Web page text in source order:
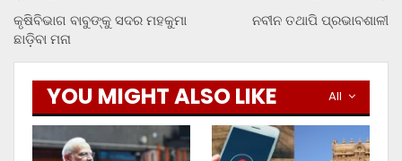
କୃଷିବିଭାଗ ବାବୁଙ୍କୁ ସଦର ମହକୁମା
ଛାଡ଼ିବା ମନା
ନବୀନ ତଥାପି ପ୍ରଭାବଶାଳୀ
All
YOU MIGHT ALSO LIKE